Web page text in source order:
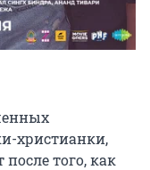
христианки,
того, как